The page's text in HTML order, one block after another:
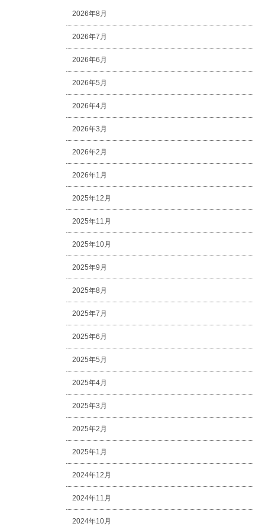
2026年8月
2026年7月
2026年6月
2026年5月
2026年4月
2026年3月
2026年2月
2026年1月
2025年12月
2025年11月
2025年10月
2025年9月
2025年8月
2025年7月
2025年6月
2025年5月
2025年4月
2025年3月
2025年2月
2025年1月
2024年12月
2024年11月
2024年10月